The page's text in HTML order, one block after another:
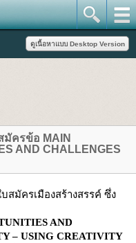
มัครข้อ MAIN
AND CHALLENGES
มัครเมืองสร้างสรรค์ ซึ่ง
AND
– USING CREATIVITY